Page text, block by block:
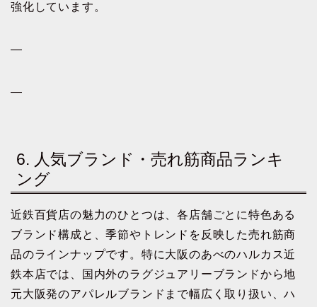
強化しています。
—
—
6. 人気ブランド・売れ筋商品ランキ
ング
近鉄百貨店の魅力のひとつは、各店舗ごとに特色ある
ブランド構成と、季節やトレンドを反映した売れ筋商
品のラインナップです。特に大阪のあべのハルカス近
鉄本店では、国内外のラグジュアリーブランドから地
元大阪発のアパレルブランドまで幅広く取り扱い、ハ